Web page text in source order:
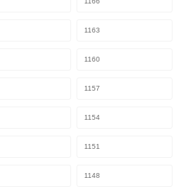
1163
1160
1157
1154
1151
1148